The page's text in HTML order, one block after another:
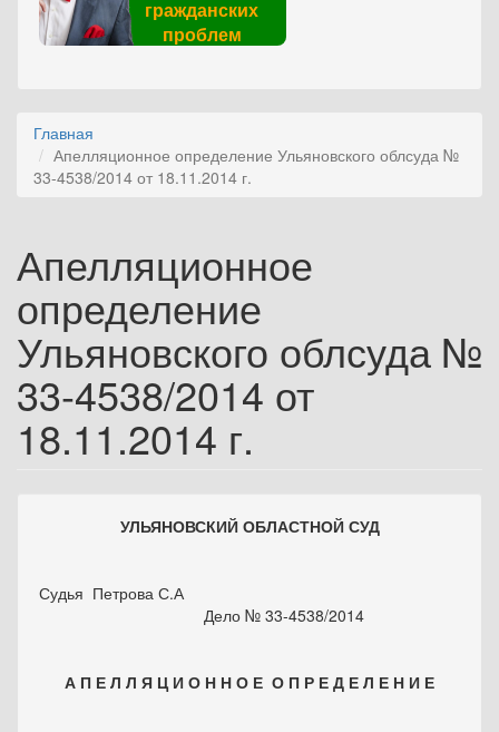
гражданских
проблем
Главная
Апелляционное определение Ульяновского облсуда №
33-4538/2014 от 18.11.2014 г.
Апелляционное
определение
Ульяновского облсуда №
33-4538/2014 от
18.11.2014 г.
УЛЬЯНОВСКИЙ ОБЛАСТНОЙ СУД
Судья Петрова С.А
Дело № 33-4538/2014
А П Е Л Л Я Ц И О Н Н О Е О П Р Е Д Е Л Е Н И Е